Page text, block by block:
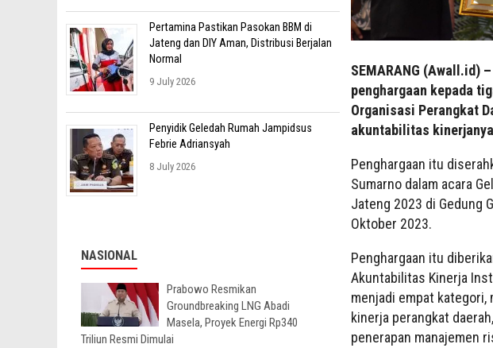
SEMARANG (Awall.id)
penghargaan kepada
Organisasi Perangkat
akuntabilitas
Penghargaan itu
Sumarno dalam acara
Jateng 2023 di Gedung
Oktober 2023.
Penghargaan itu
Akuntabilitas Kinerja
menjadi empat
kinerja perangkat
penerapan manajemen
Pertamina Pastikan Pasokan BBM di
Jateng dan DIY Aman, Distribusi Berjalan
Normal
9 July 2026
Penyidik Geledah Rumah Jampidsus
Febrie Adriansyah
8 July 2026
NASIONAL
Prabowo Resmikan
Groundbreaking LNG Abadi
Masela, Proyek Energi Rp340
Triliun Resmi Dimulai